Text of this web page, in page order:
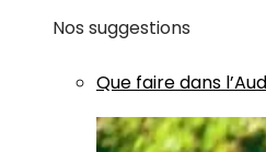
Nos suggestions
Que faire dans